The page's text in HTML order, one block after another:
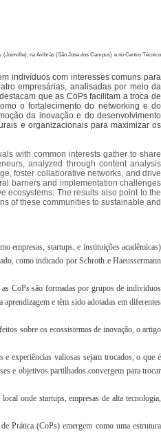
(Joinville); na Avibrás (São José dos Campus) e no Centro Técnico
indivíduos com interesses comuns para
empresárias, analisadas por meio da
que as CoPs facilitam a troca de
o fortalecimento do networking e do
da inovação e do desenvolvimento
e organizacionais para maximizar os
with common interests gather to share
analyzed through content analysis
foster collaborative networks, and drive
barriers and implementation challenges
ecosystems. The results also point to the
of these communities to sustainable and
empresas, startups, e instituições acadêmicas)
como indicado por Schroth e Haeussermann
as CoPs são formadas por grupos de indivíduos
e têm sido adotadas em diferentes
sobre os ecossistemas de inovação, o artigo
experiências valiosas sejam trocados, o que é
e objetivos partilhados convergem para trocar
onde startups, empresas de alta tecnologia,
Prática (CoPs) emergem como uma estrutura